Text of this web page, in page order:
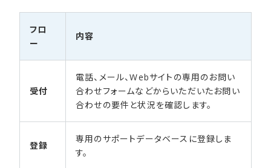
フロ
ー
内容
受付
電話、メール、Webサイトの専用のお問い
合わせフォームなどからいただいたお問い
合わせの要件と状況を確認します。
登録
専用のサポートデータベースに登録しま
す。